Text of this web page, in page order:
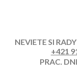
NEVIETE SI
+421
PRAC.